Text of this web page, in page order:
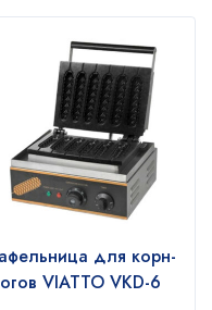
для корн-
VIATTO VKD-6